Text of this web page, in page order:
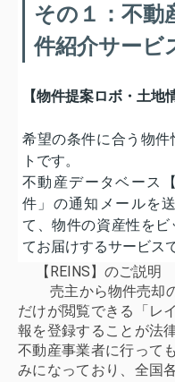
その１：不動
件紹介サービ
【物件提案ロボ・土地
希望の条件に合う物
トです。
不動産データベース
件」の通知メールを
て、物件の資産性を
てお届けするサービス
【REINS】のご説明
売主から物件売却
だけが閲覧できる「レ
報を登録することが法
不動産事業者に行って
みになっており、全国